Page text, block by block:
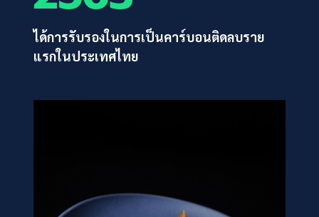
ได้การรับรองในการเป็นคาร์บอนติดลบราย
แรกในประเทศไทย